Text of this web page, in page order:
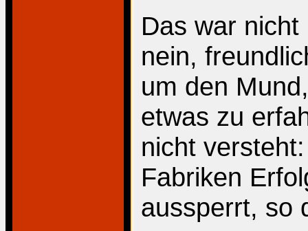
Das war
nein,
um den
etwas zu
nicht
Fabriken
aussperrt, so